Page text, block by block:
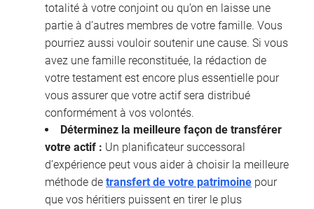
totalité à votre conjoint ou qu’on en laisse une
partie à d’autres membres de votre famille. Vous
pourriez aussi vouloir soutenir une cause. Si vous
avez une famille reconstituée, la rédaction de
votre testament est encore plus essentielle pour
vous assurer que votre actif sera distribué
conformément à vos volontés.
Déterminez la meilleure façon de transférer
votre actif : Un planificateur successoral
d’expérience peut vous aider à choisir la meilleure
méthode de transfert de votre patrimoine pour
que vos héritiers puissent en tirer le plus